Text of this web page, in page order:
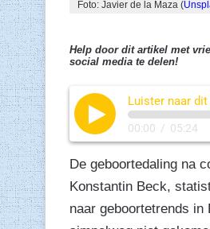
Foto: Javier de la Maza (
Help door dit artikel met
social media te delen!
Luister naar dit
00:00 / 05:24
De geboortedaling na
Konstantin Beck,
naar geboortetrends in